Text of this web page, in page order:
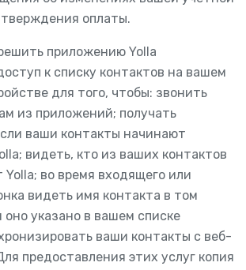
оплаты.
приложению Yolla
к списку контактов на вашем
для того, чтобы: звонить
из приложений; получать
ваши контакты начинают
видеть, кто из ваших контактов
Yolla; во время входящего или
видеть имя контакта в том
оно указано в вашем списке
ваши контакты с веб-
предоставления этих услуг копия